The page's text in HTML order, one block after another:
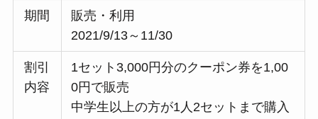
期間
販売・利用
2021/9/13～11/30
割引
内容
1セット3,000円分のクーポン券を1,00
0円で販売
中学生以上の方が1人2セットまで購入